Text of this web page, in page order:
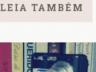
LEIA TAMBÉM